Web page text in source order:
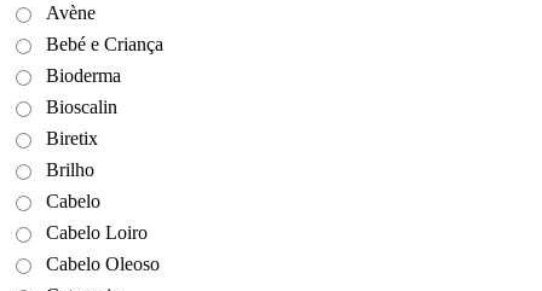
Avène
Bebé e Criança
Bioderma
Bioscalin
Biretix
Brilho
Cabelo
Cabelo Loiro
Cabelo Oleoso